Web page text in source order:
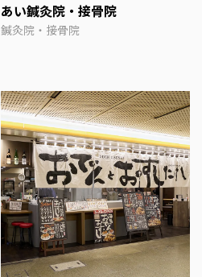
あい鍼灸院・接骨院
鍼灸院・接骨院